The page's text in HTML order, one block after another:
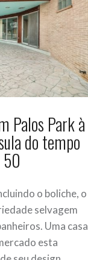
Palos Park à
do tempo
50
o boliche, o
selvagem
Uma casa
esta